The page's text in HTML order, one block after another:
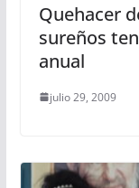
Quehacer
sureños
anual
julio 29, 2009